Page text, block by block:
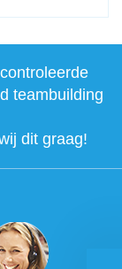
teambuilding
dit graag!